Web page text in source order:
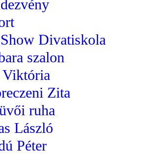
Divatiskola
szalon
Zita
ruha
László
Péter